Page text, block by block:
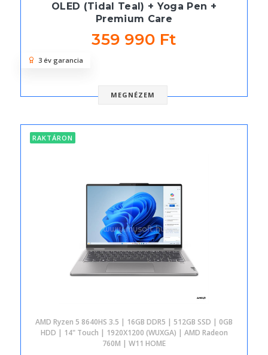
OLED (Tidal Teal) + Yoga Pen +
Premium Care
359 990 Ft
MEGNÉZEM
3 év garancia
RAKTÁRON
AMD Ryzen 5 8640HS 3.5 | 16GB DDR5 | 512GB SSD | 0GB
HDD | 14" Touch | 1920X1200 (WUXGA) | AMD Radeon
760M | W11 HOME